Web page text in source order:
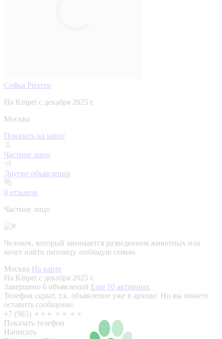
Софья Рихтер
На Kinpet c декабря 2025 г.
Москва
Показать на карте
Частное лицо
Другие объявления
0 отзывов
Частное лицо
Человек, который занимается разведением животных или
хочет найти питомцу любящую семью.
Москва На карте
На Kinpet c декабря 2025 г.
Завершено 6 объявлений Еще 10 активных
Телефон скрыт, т.к. объявление уже в архиве. Но вы можете
оставить сообщение.
+7 (985) ⚬⚬⚬ ⚬⚬ ⚬⚬
Показать телефон
Написать